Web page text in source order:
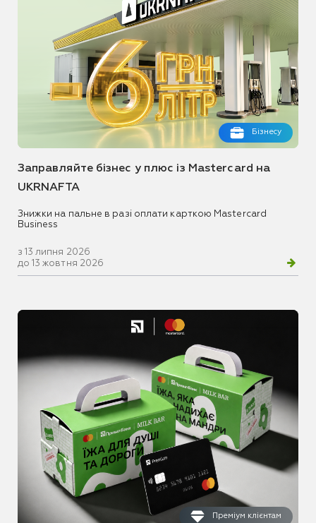
Бізнесу
Заправляйте бізнес у плюс із Mastercard на
UKRNAFTA
Знижки на пальне в разі оплати карткою Mastercard
Business
з 13 липня 2026
до 13 жовтня 2026
Преміум клієнтам